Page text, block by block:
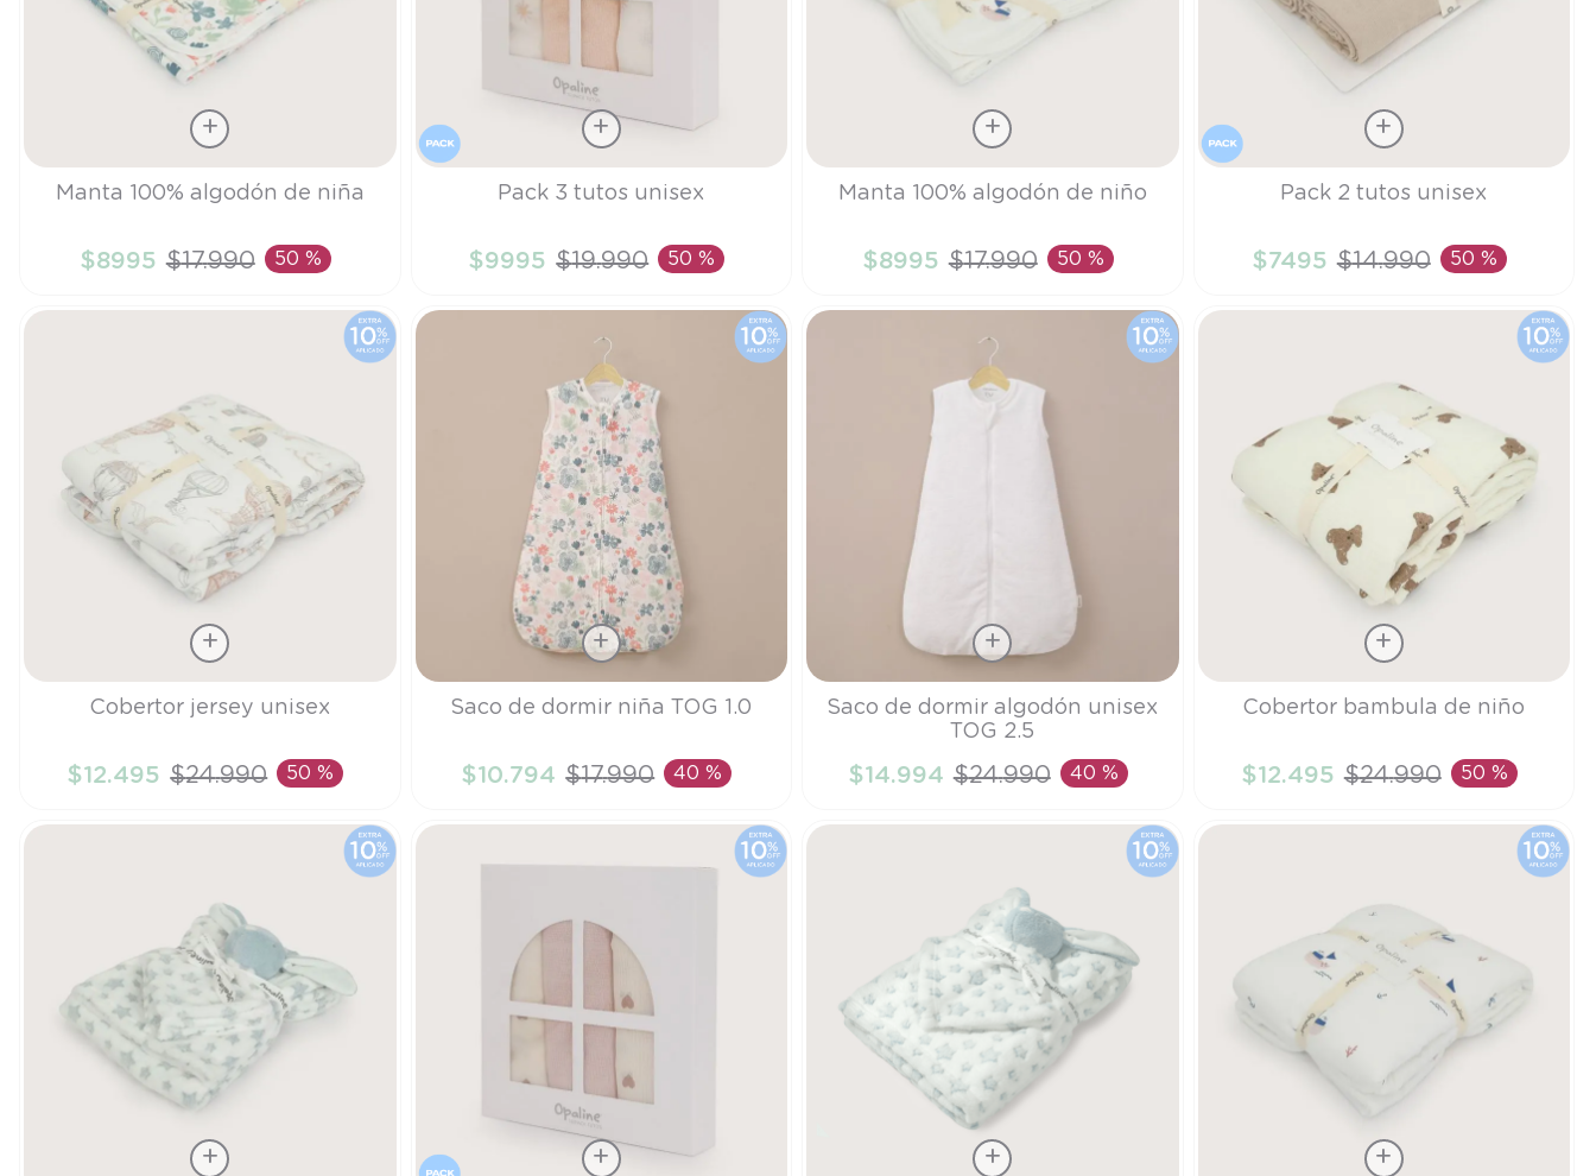
Talla
AÑADIR AL CARRITO
Manta 100% algodón de niña
$8995 $17.990 50 % AÑADIR AL CARRITO
Pack 3 tutos unisex
$9995 $19.990 50 %
Talla
AÑADIR AL CARRITO
Manta 100% algodón de niño
$8995 $17.990 50 % AÑADIR AL CARRITO
Pack 2 tutos unisex
$7495 $14.990 50 %
AÑADIR AL CARRITO
Cobertor jersey unisex
$12.495 $24.990 50 %
Talla
AÑADIR AL CARRITO
Saco de dormir niña TOG 1.0
$10.794 $17.990 40 %
Talla
AÑADIR AL CARRITO
Saco de dormir algodón unisex
TOG 2.5
$14.994 $24.990 40 % AÑADIR AL CARRITO
Cobertor bambula de niño
$12.495 $24.990 50 %